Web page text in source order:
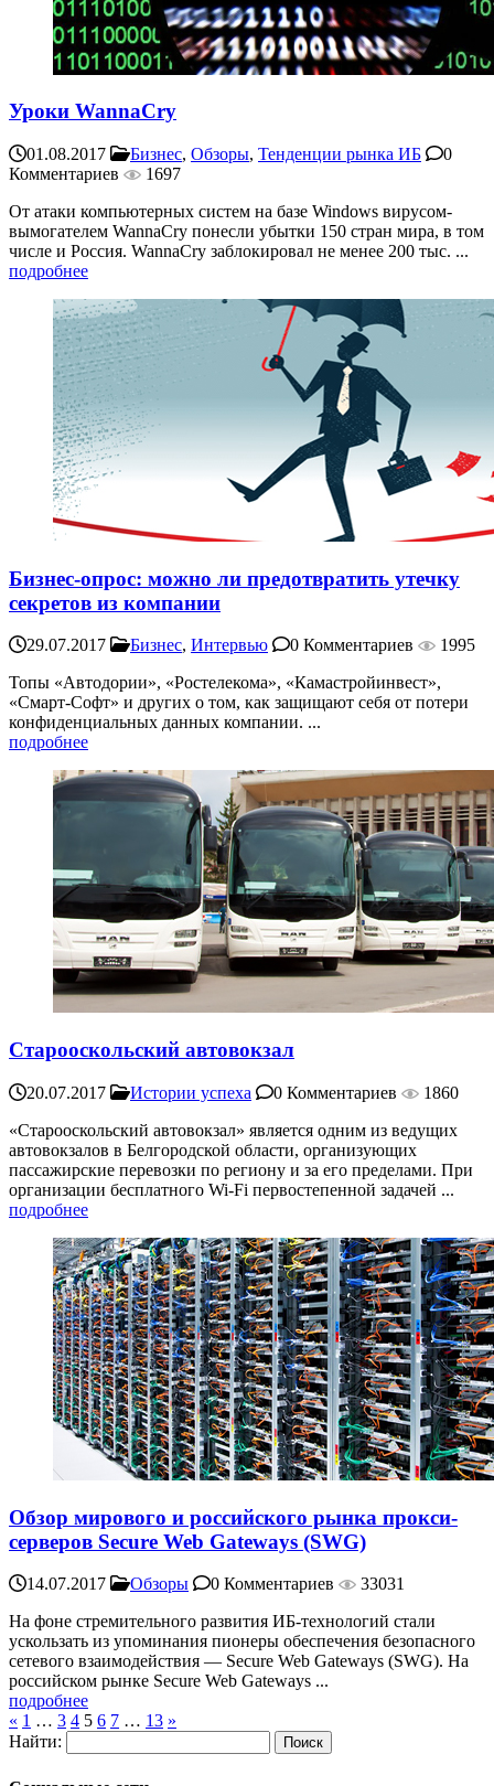
Уроки WannaCry
01.08.2017 Бизнес, Обзоры, Тенденции рынка ИБ
0
Комментариев
1697
От атаки компьютерных систем на базе Windows вирусом-
вымогателем WannaCry понесли убытки 150 стран мира, в том
числе и Россия. WannaCry заблокировал не менее 200 тыс. ...
подробнее
Бизнес-опрос: можно ли предотвратить утечку
секретов из компании
29.07.2017 Бизнес, Интервью 0 Комментариев
1995
Топы «Автодории», «Ростелекома», «Камастройинвест»,
«Смарт-Софт» и других о том, как защищают себя от потери
конфиденциальных данных компании. ...
подробнее
Старооскольский автовокзал
20.07.2017 Истории успеха 0 Комментариев
1860
«Старооскольский автовокзал» является одним из ведущих
автовокзалов в Белгородской области, организующих
пассажирские перевозки по региону и за его пределами. При
организации бесплатного Wi-Fi первостепенной задачей ...
подробнее
Обзор мирового и российского рынка прокси-
серверов Secure Web Gateways (SWG)
14.07.2017 Обзоры 0 Комментариев
33031
На фоне стремительного развития ИБ-технологий стали
ускользать из упоминания пионеры обеспечения безопасного
сетевого взаимодействия — Secure Web Gateways (SWG). На
российском рынке Secure Web Gateways ...
подробнее
« 1 … 3 4 5 6 7 … 13 »
Найти: